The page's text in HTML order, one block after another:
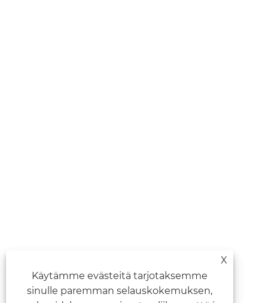
X
Käytämme evästeitä tarjotaksemme
sinulle paremman selauskokemuksen,